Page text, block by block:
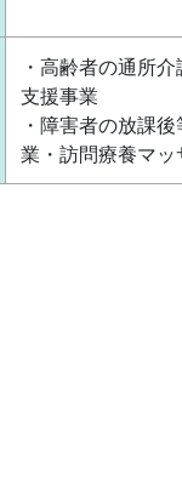
・高齢者の通所
支援事業
・障害者の放課
業・訪問療養マッ